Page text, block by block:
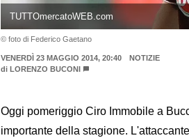
TUTTOmercatoWEB.com
© foto di Federico Gaetano
VENERDÌ 23 MAGGIO 2014, 20:40
NOTIZIE
di LORENZO BUCONI
Oggi pomeriggio Ciro Immobile a
importante della stagione.